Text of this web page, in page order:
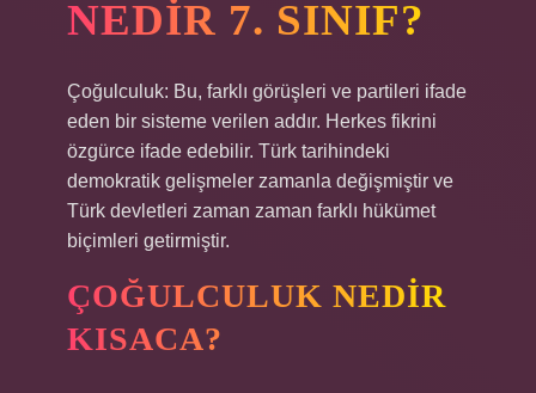
NEDIR 7. SINIF?
Çoğulculuk: Bu, farklı görüşleri ve partileri ifade
eden bir sisteme verilen addır. Herkes fikrini
özgürce ifade edebilir. Türk tarihindeki
demokratik gelişmeler zamanla değişmiştir ve
Türk devletleri zaman zaman farklı hükümet
biçimleri getirmiştir.
ÇOĞULCULUK NEDIR
KISACA?